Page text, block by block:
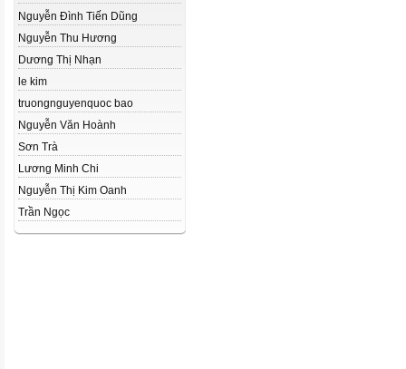
Nguyễn Đình Tiến Dũng
Nguyễn Thu Hương
Dương Thị Nhạn
le kim
truongnguyenquoc bao
Nguyễn Văn Hoành
Sơn Trà
Lương Minh Chi
Nguyễn Thị Kim Oanh
Trần Ngọc